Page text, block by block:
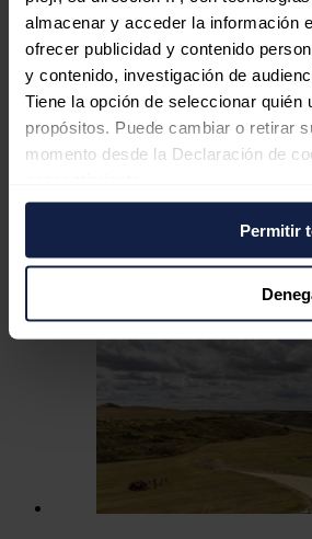
almacenar y acceder la información
ofrecer publicidad y contenido
y contenido, investigación de
Tiene la opción de seleccionar quién
propósitos. Puede cambiar o retirar
momento desde la Declaración de
Si lo permite, también quisiéramos:
Recopilar información sobre
puede tener una precisión de
Identificar su dispositivo
características específicas
Obtenga más información sobre
Puede cambiar o retirar su
Las cookies de este sitio web se
Permitir
Reolum prevé invertir
en Castilla y León con
renovables y para la
Redacción29/07/2026